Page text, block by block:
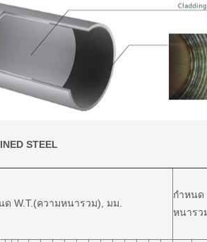
STEEL
ด W.T.(ความหนารวม), มม.
กำหนด
หนารว